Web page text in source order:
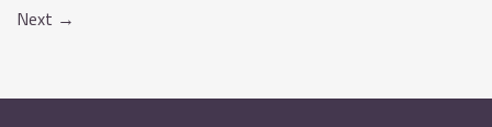
Next →